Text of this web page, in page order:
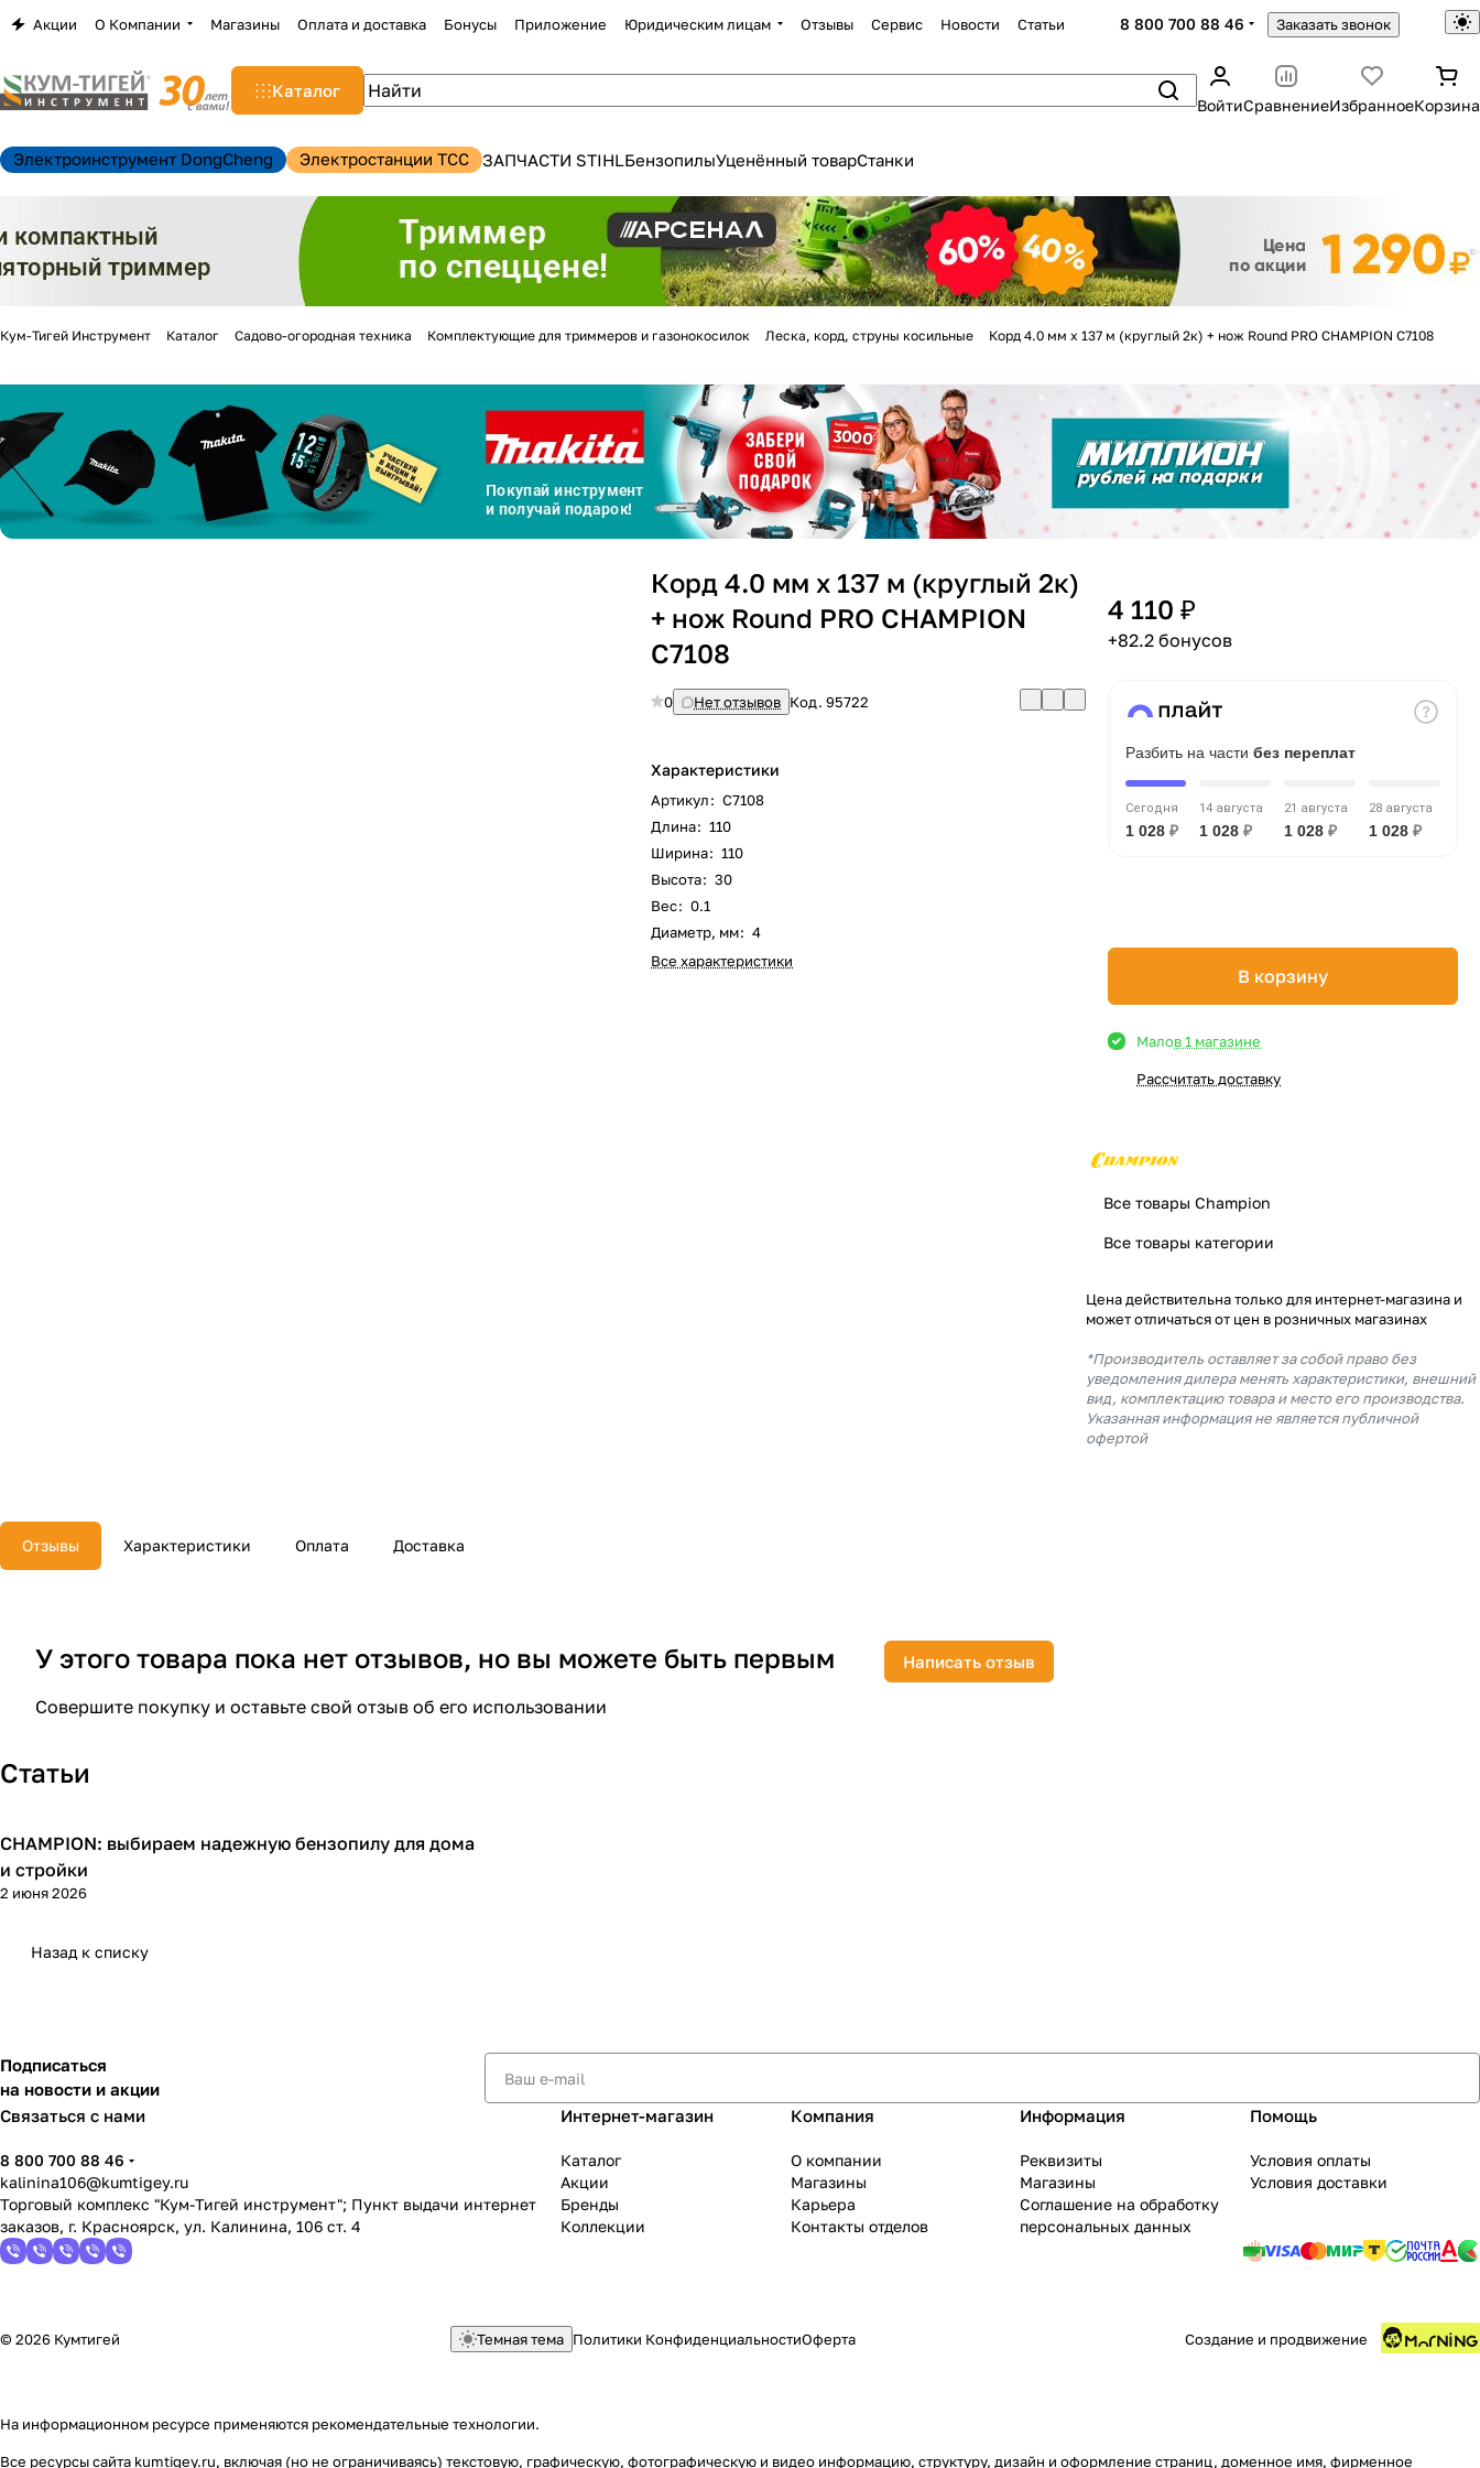
Акции О Компании Магазины Оплата и доставка Бонусы Приложение Юридическим лицам Отзывы Сервис Новости Статьи 8 800 700 88 46 Заказать звонок
Каталог
ВойтиСравнениеИзбранноеКорзина
Электроинструмент DongCheng Электростанции TCC ЗАПЧАСТИ STIHLБензопилыУценённый товарСтанки
Кум-Тигей Инструмент Каталог Садово-огородная техника Комплектующие для триммеров и газонокосилок Леска, корд, струны косильные Корд 4.0 мм х 137 м (круглый 2к) + нож Round PRO CHAMPION C7108
Корд 4.0 мм х 137 м (круглый 2к)
+ нож Round PRO CHAMPION
C7108
0 Нет отзывов Код.95722
Характеристики
Артикул: C7108
Длина: 110
Ширина: 110
Высота: 30
Вес: 0.1
Диаметр, мм: 4
Все характеристики
4 110 ₽
+82.2 бонусов
Разбить на части без переплат
Сегодня
1 028 ₽
14 августа
1 028 ₽
21 августа
1 028 ₽
28 августа
1 028 ₽
В корзину
Малов 1 магазине
Рассчитать доставку
Все товары Champion
Все товары категории
Цена действительна только для интернет-магазина и
может отличаться от цен в розничных магазинах
*Производитель оставляет за собой право без
уведомления дилера менять характеристики, внешний
вид, комплектацию товара и место его производства.
Указанная информация не является публичной
офертой
Отзывы Характеристики Оплата Доставка
У этого товара пока нет отзывов, но вы можете быть первым
Совершите покупку и оставьте свой отзыв об его использовании
Написать отзыв
Статьи
Пилы
CHAMPION: выбираем надежную бензопилу для дома
и стройки
2 июня 2026
Назад к списку
Подписаться
на новости и акции
Связаться с нами
8 800 700 88 46
kalinina106@kumtigey.ru
Торговый комплекс "Кум-Тигей инструмент"; Пункт выдачи интернет
заказов, г. Красноярск, ул. Калинина, 106 ст. 4
Интернет-магазин
Каталог
Акции
Бренды
Коллекции
Компания
О компании
Магазины
Карьера
Контакты отделов
Информация
Реквизиты
Магазины
Соглашение на обработку
персональных данных
Помощь
Условия оплаты
Условия доставки
© 2026 Кумтигей Темная тема Политики КонфиденциальностиОферта Создание и продвижение
На информационном ресурсе применяются рекомендательные технологии.
Все ресурсы сайта kumtigey.ru, включая (но не ограничиваясь) текстовую, графическую, фотографическую и видео информацию, структуру, дизайн и оформление страниц, доменное имя, фирменное
Для клиентов всех банков
на частибез переплат
График платежей
Добавляйте товарыв корзину
Оплачивайте сегодня только
% картой любого банка
Получайте товарвыбранный способом